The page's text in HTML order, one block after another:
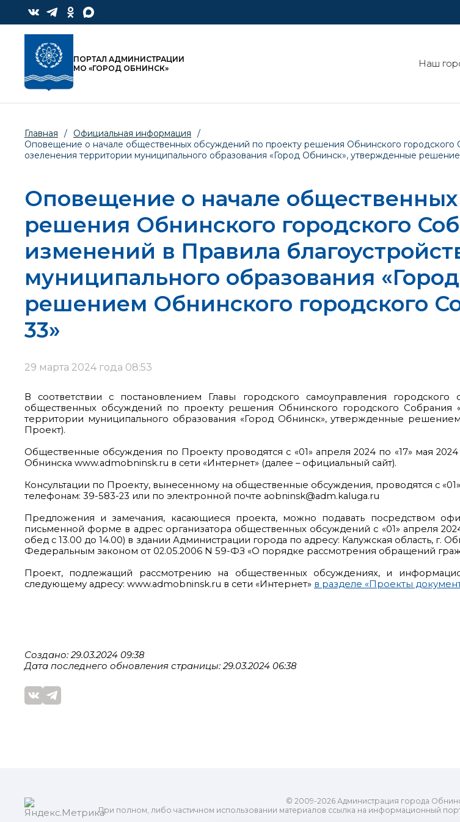
ПОРТАЛ АДМИНИСТРАЦИИ
МО «ГОРОД ОБНИНСК»
Наш
Главная / Официальная информация
/
Оповещение о начале общественных обсуждений по проекту решения Обнинского городского
озеленения территории муниципального образования «Город Обнинск», утвержденные
Оповещение о начале
решения Обнинского городского
изменений в Правила
муниципального образования
решением Обнинского городского
33»
29 марта 2024 года 08:53
В соответствии с постановлением Главы городского самоуправления
общественных обсуждений по проекту решения Обнинского городского Собрания
территории муниципального образования «Город Обнинск», утвержденные
Проект).
Общественные обсуждения по Проекту проводятся с «01» апреля 2024 по «17» мая
Обнинска www.admobninsk.ru в сети «Интернет» (далее – официальный сайт).
Консультации по Проекту, вынесенному на общественные обсуждения, проводятся с
телефонам: 39-583-23 или по электронной почте aobninsk@adm.kaluga.ru
Предложения и замечания, касающиеся проекта, можно подавать посредством
письменной форме в адрес организатора общественных обсуждений с «01» апреля
обед с 13.00 до 14.00) в здании Администрации города по адресу: Калужская область,
Федеральным законом от 02.05.2006 N 59-ФЗ «О порядке рассмотрения обращений
Проект, подлежащий рассмотрению на общественных обсуждениях, и
следующему адресу: www.admobninsk.ru в сети «Интернет» в разделе «Проекты
Создано: 29.03.2024 09:38
Дата последнего обновления страницы: 29.03.2024 06:38
© 2009-2026 Администрация города
При полном, либо частичном использовании материалов ссылка на информационный